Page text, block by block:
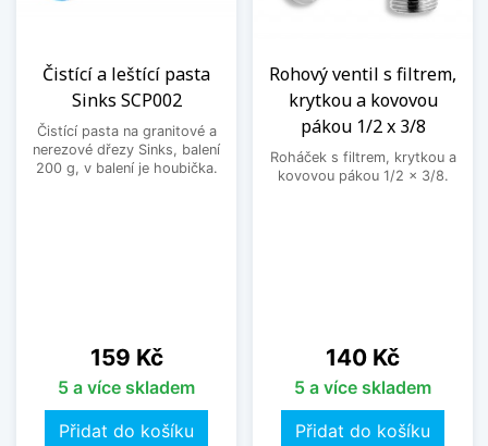
Čistící a leštící pasta
Sinks SCP002
Čistící pasta na granitové a
nerezové dřezy Sinks, balení
200 g, v balení je houbička.
Cena
159 Kč
5 a více skladem
Přidat do košíku
Rohový ventil s filtrem,
krytkou a kovovou
pákou 1/2 x 3/8
Roháček s filtrem, krytkou a
kovovou pákou 1/2 x 3/8.
Cena
140 Kč
5 a více skladem
Přidat do košíku